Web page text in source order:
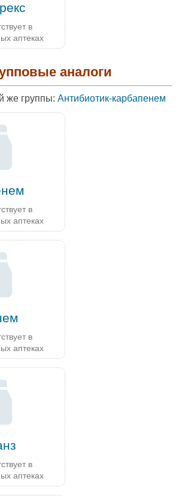
в
аптеках
аналоги
же группы: Антибиотик-карбапенем
в
аптеках
в
аптеках
в
аптеках